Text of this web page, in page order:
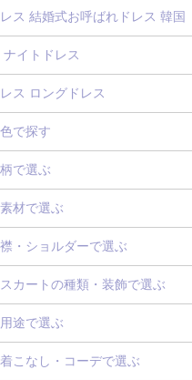
ス 結婚式お呼ばれドレス 韓国
イトドレス
ス ロングドレス
で探す
で選ぶ
材で選ぶ
・ショルダーで選ぶ
カートの種類・装飾で選ぶ
途で選ぶ
こなし・コーデで選ぶ